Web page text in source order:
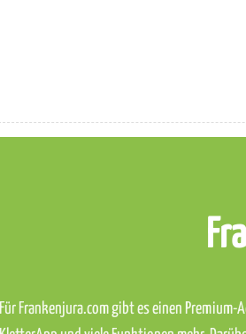
Für Frankenjura.com gibt es einen